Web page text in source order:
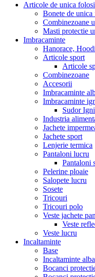
Articole de unica
Bonete de unica
Combinezoane
Masti protectie
Imbracaminte
Hanorace,
Articole sport
Articole
Combinezoane
Accesorii
Imbracaminte
Imbracaminte
Sudor
Industria
Jachete
Jachete sport
Lenjerie termica
Pantaloni lucru
Pantaloni
Pelerine ploaie
Salopete lucru
Sosete
Tricouri
Tricouri polo
Veste jachete
Veste
Veste lucru
Incaltaminte
Base
Incaltaminte alba
Bocanci